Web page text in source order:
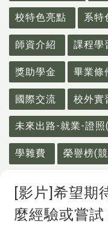
校特色亮點 系特
師資介紹 課程學
獎助學金 畢業條
國際交流 校外實
未來出路-就業-證照
學雜費 榮譽榜(
[影片]希望期
麼經驗或嘗試